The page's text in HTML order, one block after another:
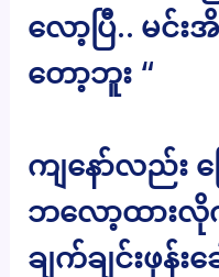
လော့ပြီ.. မင်
တော့ဘူး “
ကျနော်လည်း ပြ
ဘလော့ထား
ချက်ချင်းဖုန်း